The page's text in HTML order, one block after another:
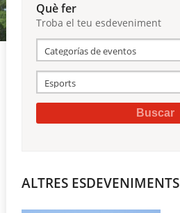
Reserves
Què fer
Troba el teu esdeveniment
ALTRES ESDEVENIMENTS